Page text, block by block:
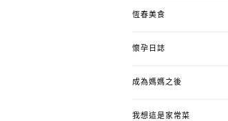
恆春美食
懷孕日誌
成為媽媽之後
我想這是家常菜